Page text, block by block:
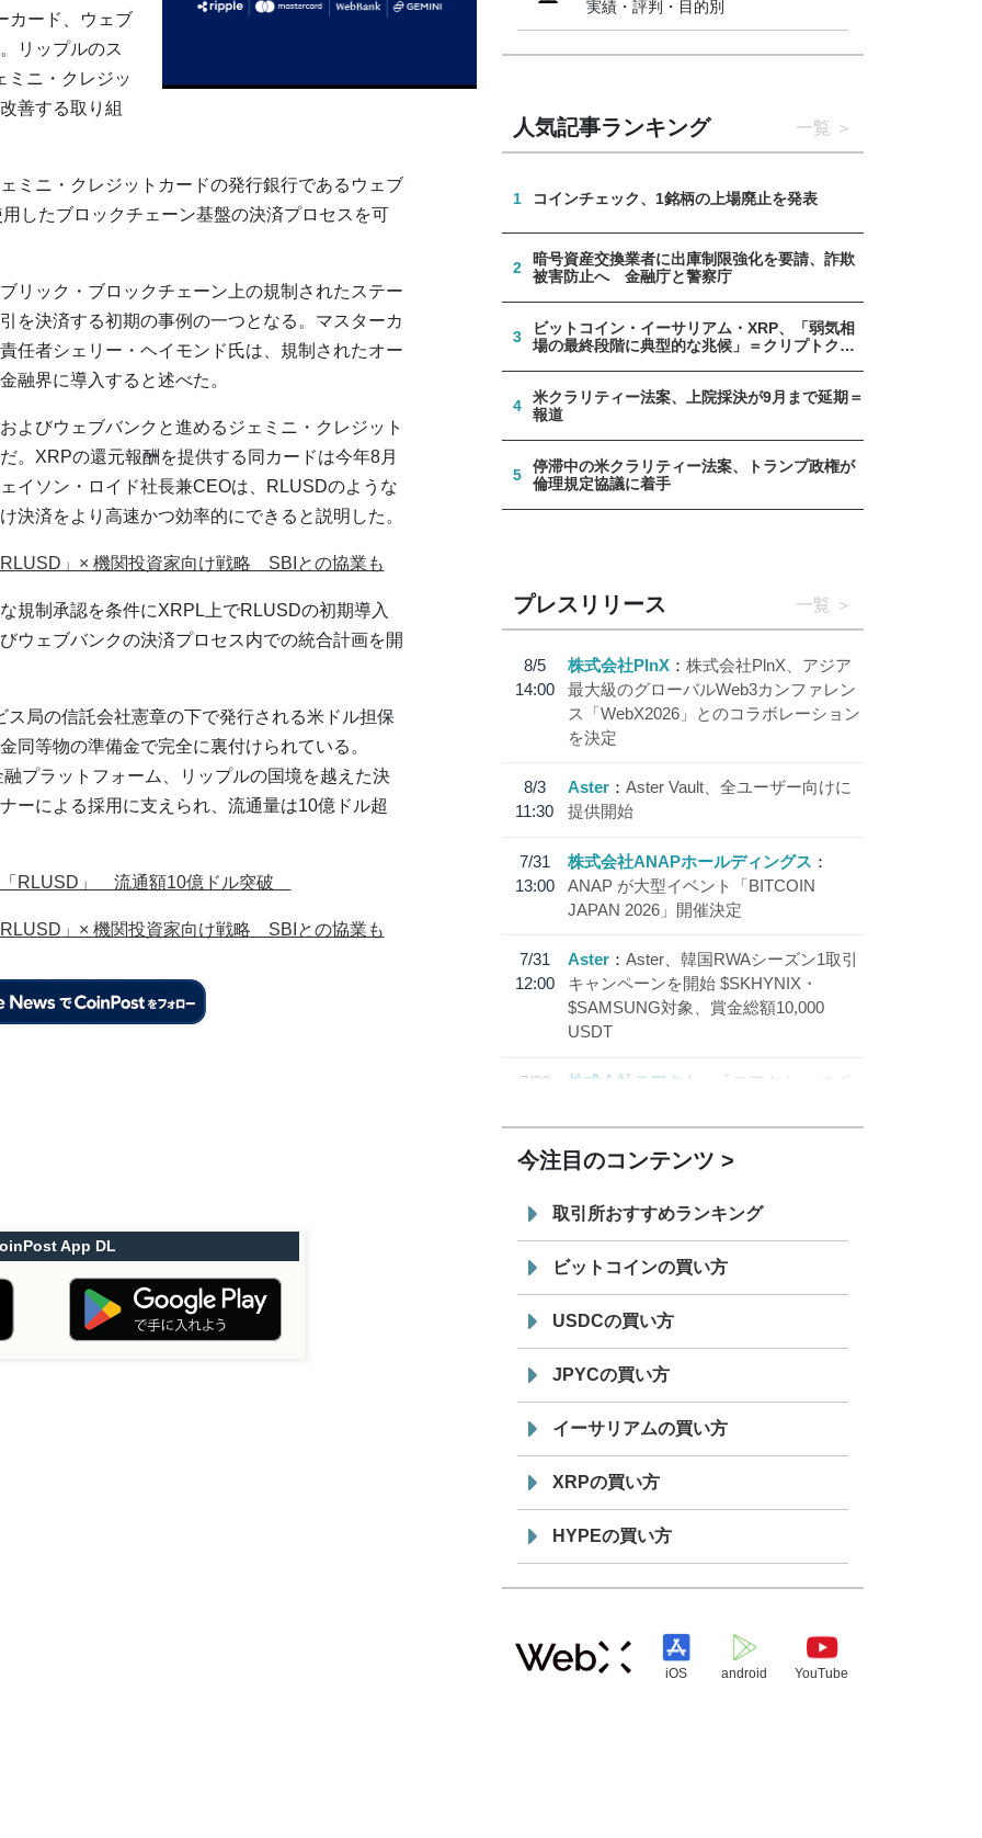
カード、ウェブ
リップルのス
ミニ・クレジッ
善する取り組
ミニ・クレジットカードの発行銀行であるウェブ
したブロックチェーン基盤の決済プロセスを可
リック・ブロックチェーン上の規制されたステー
を決済する初期の事例の一つとなる。マスターカ
任者シェリー・ヘイモンド氏は、規制されたオー
融界に導入すると述べた。
よびウェブバンクと進めるジェミニ・クレジット
。XRPの還元報酬を提供する同カードは今年8月
イソン・ロイド社長兼CEOは、RLUSDのような
決済をより高速かつ効率的にできると説明した。
」× 機関投資家向け戦略 SBIとの協業も
規制承認を条件にXRPL上でRLUSDの初期導入
ウェブバンクの決済プロセス内での統合計画を開
局の信託会社憲章の下で発行される米ドル担保
同等物の準備金で完全に裏付けられている。
プラットフォーム、リップルの国境を越えた決
ーによる採用に支えられ、流通量は10億ドル超
「RLUSD」 流通額10億ドル突破
」× 機関投資家向け戦略 SBIとの協業も
App DL
実績・評判・目的別
人気記事ランキング 一覧
1 コインチェック、1銘柄の上場廃止を発表
2
暗号資産交換業者に出庫制限強化を要請、詐欺
被害防止へ 金融庁と警察庁
3
ビットコイン・イーサリアム・XRP、「弱気相
場の最終段階に典型的な兆候」＝クリプトクア
4
米クラリティー法案、上院採決が9月まで延期＝
報道
5
停滞中の米クラリティー法案、トランプ政権が
倫理規定協議に着手
プレスリリース 一覧
8/5
14:00
株式会社PlnX
株式会社PlnX、アジア
最大級のグローバルWeb3カンファレン
ス「WebX2026」とのコラボレーション
を決定
8/3
11:30
Aster
Aster Vault、全ユーザー向けに
提供開始
7/31
13:00
株式会社ANAPホールディングス
ANAP が大型イベント「BITCOIN
JAPAN 2026」開催決定
7/31
12:00
Aster
Aster、韓国RWAシーズン1取引
キャンペーンを開始 $SKHYNIX・
$SAMSUNG対象、賞金総額10,000
USDT
7/30
株式会社モアクト
「モアクト」 のポ
「 JPYC」を追加
19:30
てステーブルコイン「JPYSC」徹底解
説セミナーを開催
今注目のコンテンツ
取引所おすすめランキング
ビットコインの買い方
USDCの買い方
JPYCの買い方
イーサリアムの買い方
XRPの買い方
HYPEの買い方
iOS android YouTube